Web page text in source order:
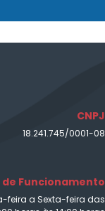
CNPJ
18.241.745/0001-08
de Funcionamento
feira a Sexta-feira das